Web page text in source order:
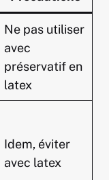
Ne pas utiliser
avec
préservatif en
latex
Idem, éviter
avec latex